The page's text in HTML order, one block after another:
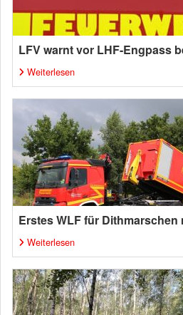
LFV warnt vor LHF-Engpass
Weiterlesen
Erstes WLF für
Weiterlesen